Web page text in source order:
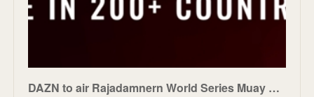
DAZN to air Rajadamnern World Series Muay Thai, starting with Kota Miura vs. Joker Fight Club | DAZN